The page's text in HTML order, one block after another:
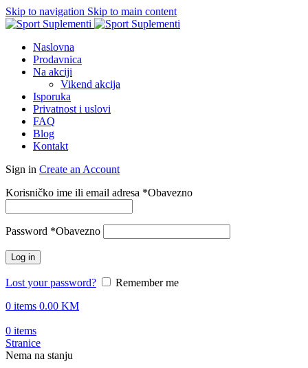
Skip to navigation Skip to main content
Naslovna
Prodavnica
Na akciji
Vikend akcija
Isporuka
Privatnost i uslovi
FAQ
Blog
Kontakt
Sign in Create an Account
Korisničko ime ili email adresa *Obavezno
Password *Obavezno
Log in
Lost your password?
Remember me
0 items 0.00 KM
0 items
Stranice
Nema na stanju